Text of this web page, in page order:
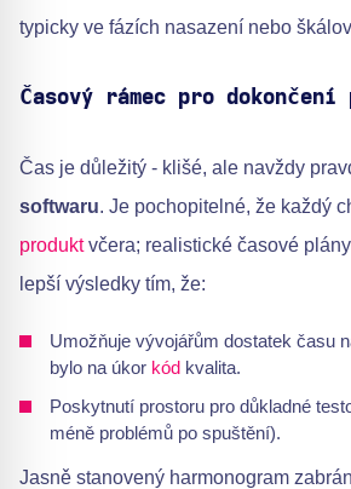
typicky ve fázích nasazení nebo
Časový rámec pro
Čas je důležitý - klišé, ale navždy
softwaru. Je pochopitelné, že každý
produktvčera; realistické časové
lepší výsledky tím, že:
Umožňuje vývojářům dostatek času
bylo na úkor kód kvalita.
Poskytnutí prostoru pro důkladné
méně problémů po spuštění).
Jasně stanovený harmonogram